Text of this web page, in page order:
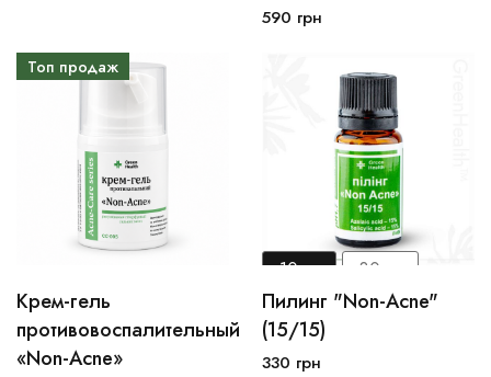
590 грн
30мл 250мл
Топ продаж
Крем-гель
противовоспалительный
«Non-Acne»
10мл 30мл
100мл
Пилинг "Non-Acne"
(15/15)
330 грн